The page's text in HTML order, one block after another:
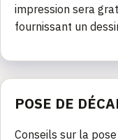
impression sera
fournissant un
POSE DE
Conseils sur la